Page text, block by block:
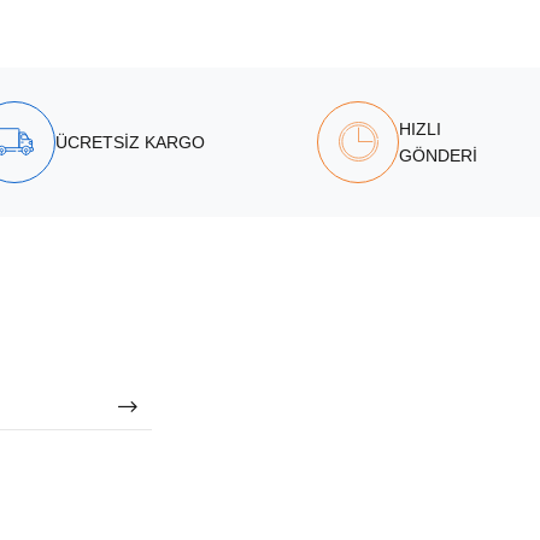
ÜCRETSİZ KARGO
HIZLI
GÖNDERİ